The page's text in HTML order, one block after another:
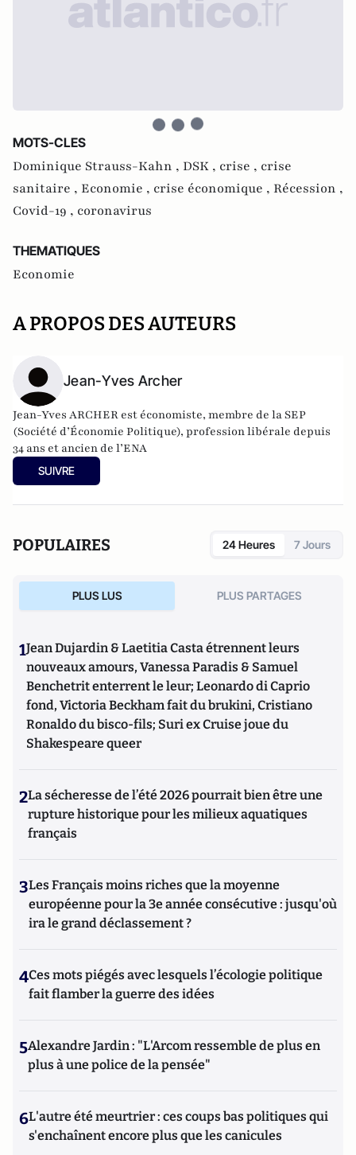
MOTS-CLES
Dominique Strauss-Kahn , DSK , crise , crise
sanitaire , Economie , crise économique , Récession ,
Covid-19 , coronavirus
THEMATIQUES
Economie
A PROPOS DES AUTEURS
Jean-Yves Archer
Jean-Yves ARCHER est économiste, membre de la SEP
(Société d’Économie Politique), profession libérale depuis
34 ans et ancien de l’ENA
SUIVRE
POPULAIRES 24 Heures 7 Jours
PLUS LUS PLUS PARTAGES
1Jean Dujardin & Laetitia Casta étrennent leurs
nouveaux amours, Vanessa Paradis & Samuel
Benchetrit enterrent le leur; Leonardo di Caprio
fond, Victoria Beckham fait du brukini, Cristiano
Ronaldo du bisco-fils; Suri ex Cruise joue du
Shakespeare queer
2La sécheresse de l’été 2026 pourrait bien être une
rupture historique pour les milieux aquatiques
français
3Les Français moins riches que la moyenne
européenne pour la 3e année consécutive : jusqu'où
ira le grand déclassement ?
4Ces mots piégés avec lesquels l’écologie politique
fait flamber la guerre des idées
5Alexandre Jardin : "L'Arcom ressemble de plus en
plus à une police de la pensée"
6L'autre été meurtrier : ces coups bas politiques qui
s'enchaînent encore plus que les canicules